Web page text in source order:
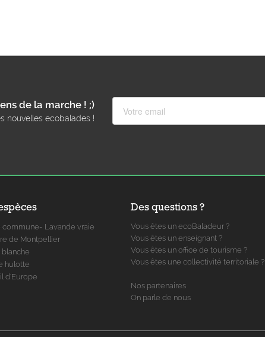
de la marche ! ;)
nouvelles ecobalades !
commune- Lavande vraie
de Montpellier
hulotte
d'Europe
Des questions ?
Vous êtes un ecoBaladeur ?
Vous êtes un enseignant ?
Vous êtes un office de tourisme ?
Vous êtes une collectivité territoriale ?
Nos partenaires
On parle de nous